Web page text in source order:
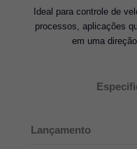
Ideal para controle de
processos, aplicações
em uma
Lançamento